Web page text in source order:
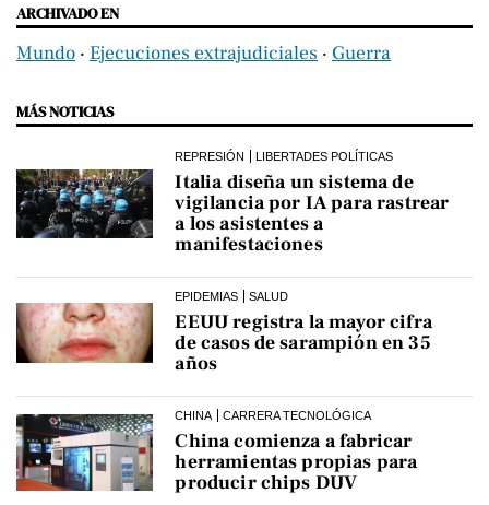
ARCHIVADO EN
Mundo ‧ Ejecuciones extrajudiciales ‧ Guerra
MÁS NOTICIAS
REPRESIÓN LIBERTADES POLÍTICAS
Italia diseña un sistema de
vigilancia por IA para rastrear
a los asistentes a
manifestaciones
EPIDEMIAS SALUD
EEUU registra la mayor cifra
de casos de sarampión en 35
años
CHINA CARRERA TECNOLÓGICA
China comienza a fabricar
herramientas propias para
producir chips DUV